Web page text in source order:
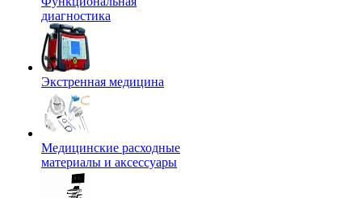
диагностика
Экстренная медицина
Медицинские расходные
материалы и аксессуары